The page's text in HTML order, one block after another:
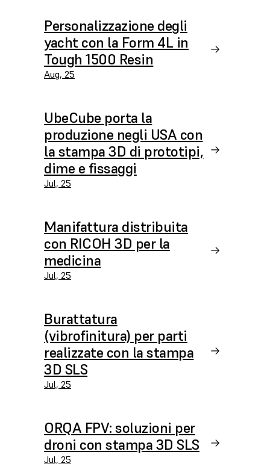
Personalizzazione degli
yacht con la Form 4L in
Tough 1500 Resin
Aug, 25
UbeCube porta la
produzione negli USA con
la stampa 3D di prototipi,
dime e fissaggi
Jul, 25
Manifattura distribuita
con RICOH 3D per la
medicina
Jul, 25
Burattatura
(vibrofinitura) per parti
realizzate con la stampa
3D SLS
Jul, 25
ORQA FPV: soluzioni per
droni con stampa 3D SLS
Jul, 25